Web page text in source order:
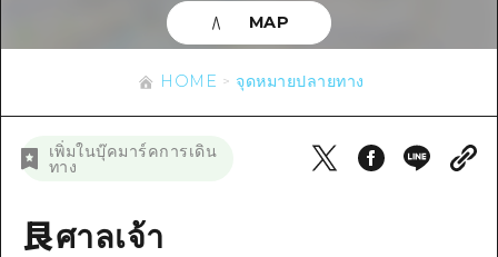
กีฬา
สถานบันเทิงยามค่ำคืน
มาตรฐาน
บิงโก
บริเวณรอบๆ มิยาจิมะ
บิโฮคุ
เกโฮคุ
รายการ
เข้าถึงเข้าถึง
สรุปการจราจรรอง
ตั๋วเที่ยวคุ้มค่าตั๋วเที่ยวคุ้มค่า
ข่าว
HOME จุดหมายปลายทาง
เพิ่มในบุ๊คมาร์คการเดิน
ทาง
艮ศาลเจ้า
MAP